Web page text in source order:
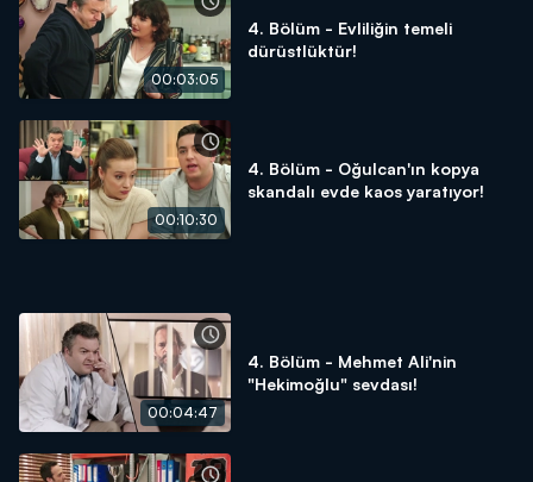
00:03:05
4. Bölüm - Evliliğin temeli
dürüstlüktür!
00:10:30
4. Bölüm - Oğulcan'ın kopya
skandalı evde kaos yaratıyor!
00:04:47
4. Bölüm - Mehmet Ali'nin
"Hekimoğlu" sevdası!